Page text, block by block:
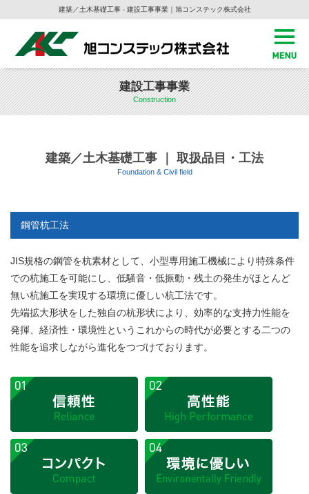
建築／土木基礎工事 - 建設工事事業｜旭コンステック株式会社
建設工事事業
Construction
建築／土木基礎工事 ｜ 取扱品目・工法
Foundation & Civil field
鋼管杭工法
JIS規格の鋼管を杭素材として、小型専用施工機械により特殊条件
での杭施工を可能にし、低騒音・低振動・残土の発生がほとんど
無い杭施工を実現する環境に優しい杭工法です。
先端拡大形状をした独自の杭形状により、効率的な支持力性能を
発揮、経済性・環境性というこれからの時代が必要とする二つの
性能を追求しながら進化をつづけております。